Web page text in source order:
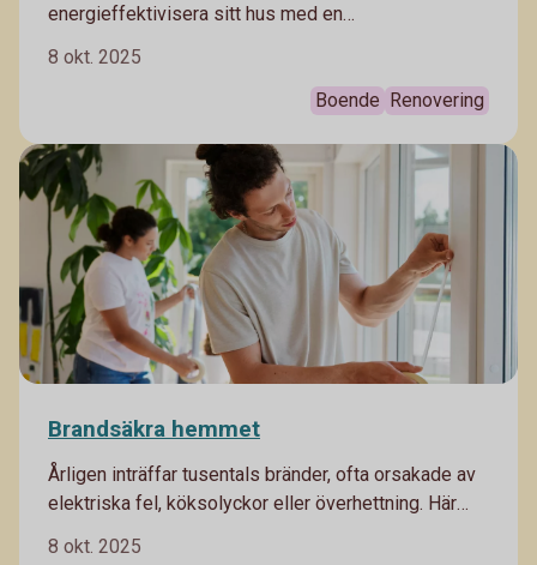
energieffektivisera sitt hus med en
att hitta små energitjuvar. Bra både för din plånbok
8 okt. 2025
Boende Renovering
Brandsäkra hemmet
Årligen inträffar tusentals bränder, ofta orsakade av
elektriska fel, köksolyckor eller överhettning. Här
8 okt. 2025